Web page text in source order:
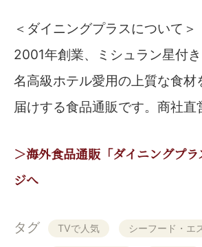
＜ダイニングプラスについて＞
2001年創業、ミシュラン星付
名高級ホテル愛用の上質な食材
届けする食品通販です。商社直
＞海外食品通販「ダイニングプ
ジへ
タグ TVで人気 シーフード・エ